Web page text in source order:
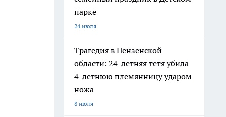
парке
24 июля
Трагедия в Пензенской
области: 24-летняя тетя убила
4-летнюю племянницу ударом
ножа
8 июля